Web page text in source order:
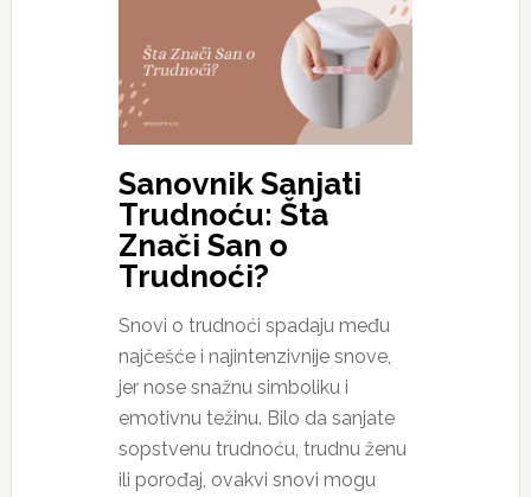
Sanovnik Sanjati
Trudnoću: Šta
Znači San o
Trudnoći?
Snovi o trudnoći spadaju među
najčešće i najintenzivnije snove,
jer nose snažnu simboliku i
emotivnu težinu. Bilo da sanjate
sopstvenu trudnoću, trudnu ženu
ili porođaj, ovakvi snovi mogu